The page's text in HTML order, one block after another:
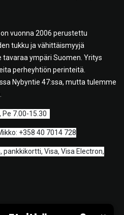
vuonna 2006 perustettu
tukku ja vähittäismyyjä
ympäri Suomen. Yritys
perheyhtiön perinteitä.
Nybyntie 47:ssa, mutta tulemme
7.00-15.30
+358 40 7014 728
Visa, Visa Electron,